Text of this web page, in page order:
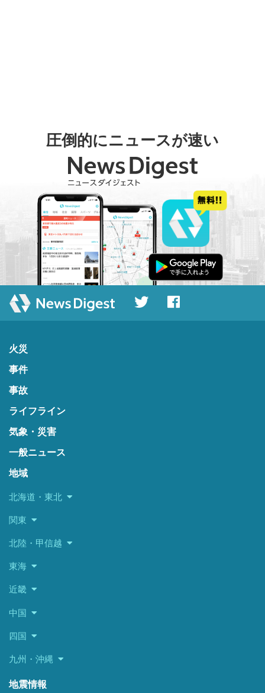
圧倒的にニュースが速い
火災
事件
事故
ライフライン
気象・災害
一般ニュース
地域
北海道・東北
関東
北陸・甲信越
東海
近畿
中国
四国
九州・沖縄
地震情報